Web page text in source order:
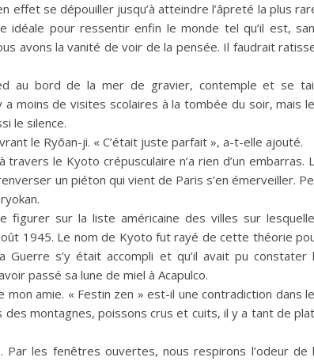
effet se dépouiller jusqu’à atteindre l’âpreté la plus
idéale pour ressentir enfin le monde tel qu’il est,
avons la vanité de voir de la pensée. Il faudrait
au bord de la mer de gravier, contemple et se
a moins de visites scolaires à la tombée du soir, mais
le silence.
le Ryōan-ji. « C’était juste parfait », a-t-elle ajouté.
le Kyoto crépusculaire n’a rien d’un embarras.
un piéton qui vient de Paris s’en émerveiller.
figurer sur la liste américaine des villes sur
1945. Le nom de Kyoto fut rayé de cette théorie
s’y était accompli et qu’il avait pu constater
passé sa lune de miel à Acapulco.
mon amie. « Festin zen » est-il une contradiction dans
montagnes, poissons crus et cuits, il y a tant de
les fenêtres ouvertes, nous respirons l’odeur de